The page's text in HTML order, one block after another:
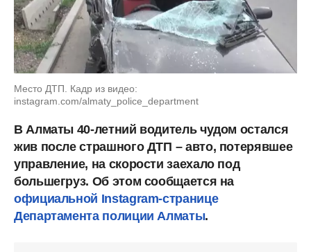
Место ДТП. Кадр из видео:
instagram.com/almaty_police_department
В Алматы 40-летний водитель чудом остался
жив после страшного ДТП – авто, потерявшее
управление, на скорости заехало под
большегруз. Об этом сообщается на
официальной Instagram-странице
Департамента полиции Алматы.